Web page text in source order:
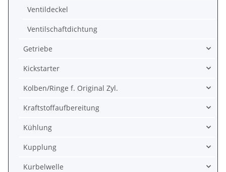
Ventildeckel
Ventilschaftdichtung
Getriebe
Kickstarter
Kolben/Ringe f. Original Zyl.
Kraftstoffaufbereitung
Kühlung
Kupplung
Kurbelwelle